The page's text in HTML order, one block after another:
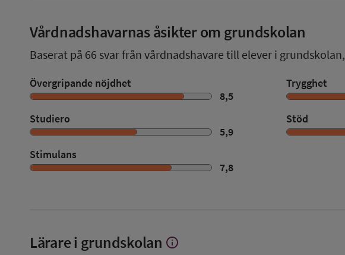
Vårdnadshavarnas åsikter om grundskolan
Baserat på 66 svar från vårdnadshavare till elever i grundskolan,
Övergripande nöjdhet
8,5
Trygghet
Studiero
5,9
Stöd
Stimulans
7,8
Lärare i grundskolan Visa
info